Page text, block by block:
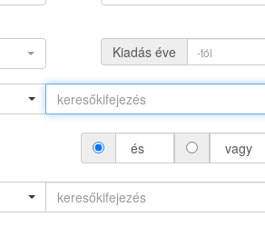
Kiadás éve
és vagy